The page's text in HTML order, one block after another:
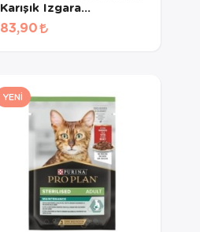
Karışık Izgara
Lezzetleri Kedi Ödül
Maması 60 Gr
83,90
YENI